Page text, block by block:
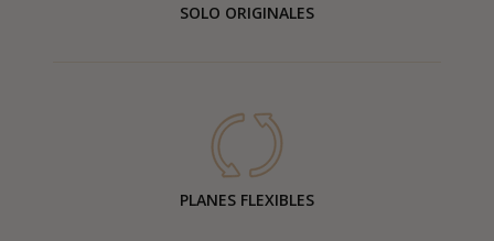
SOLO ORIGINALES
PLANES FLEXIBLES